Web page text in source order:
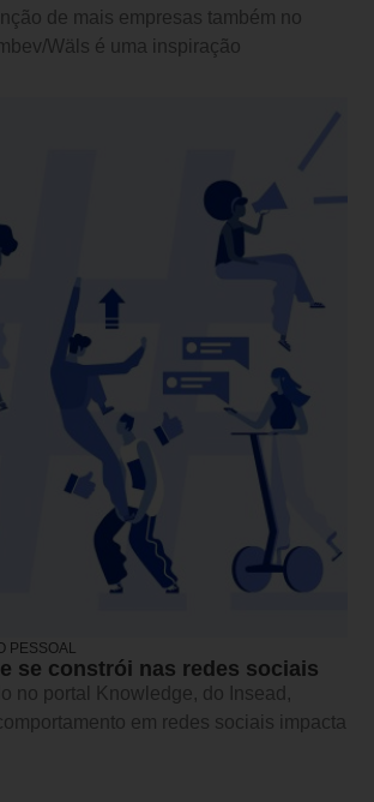
de mais empresas também no
Wäls é uma inspiração
PESSOAL
se constrói nas redes sociais
no portal Knowledge, do Insead,
em redes sociais impacta